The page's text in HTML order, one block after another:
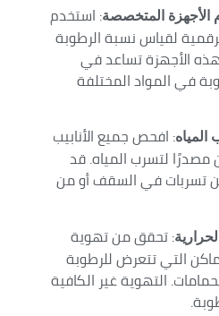
الأجهزة المتخصصة: استخدم
لقياس نسبة الرطوبة
الأجهزة تساعد في
في المواد المختلفة
: افحص جميع الأنابيب
لتسرب المياه. قد
تسربات في السقف أو من
: تحقق من تهوية
التي تتعرض للرطوبة
التهوية غير الكافية